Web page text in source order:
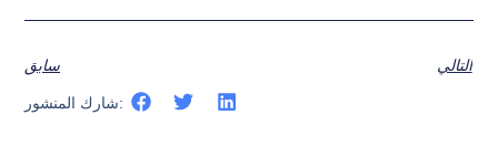
سابق التالي
شارك المنشور: